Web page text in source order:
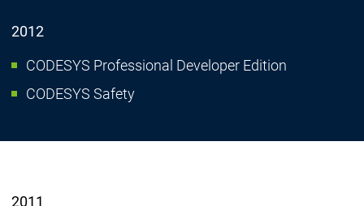
2012
CODESYS Professional Developer Edition
CODESYS Safety
2011